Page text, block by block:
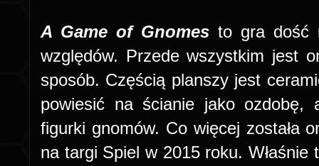
A Game of Gnomes to gra dość
względów. Przede wszystkim jest
sposób. Częścią planszy jest
powiesić na ścianie jako ozdobę,
figurki gnomów. Co więcej została
na targi Spiel w 2015 roku. Właśnie